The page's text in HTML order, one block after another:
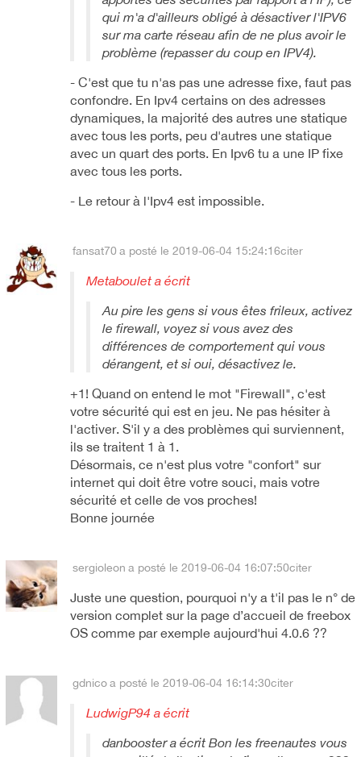
qui m'a d'ailleurs obligé à désactiver l'IPV6
sur ma carte réseau afin de ne plus avoir le
problème (repasser du coup en IPV4).
- C'est que tu n'as pas une adresse fixe, faut pas
confondre. En Ipv4 certains on des adresses
dynamiques, la majorité des autres une statique
avec tous les ports, peu d'autres une statique
avec un quart des ports. En Ipv6 tu a une IP fixe
avec tous les ports.
- Le retour à l'Ipv4 est impossible.
fansat70 a posté le 2019-06-04 15:24:16citer
Metaboulet a écrit
Au pire les gens si vous êtes frileux, activez
le firewall, voyez si vous avez des
différences de comportement qui vous
dérangent, et si oui, désactivez le.
+1! Quand on entend le mot "Firewall", c'est
votre sécurité qui est en jeu. Ne pas hésiter à
l'activer. S'il y a des problèmes qui surviennent,
ils se traitent 1 à 1.
Désormais, ce n'est plus votre "confort" sur
internet qui doit être votre souci, mais votre
sécurité et celle de vos proches!
Bonne journée
sergioleon a posté le 2019-06-04 16:07:50citer
Juste une question, pourquoi n'y a t'il pas le n° de
version complet sur la page d’accueil de freebox
OS comme par exemple aujourd'hui 4.0.6 ??
gdnico a posté le 2019-06-04 16:14:30citer
LudwigP94 a écrit
danbooster a écrit Bon les freenautes vous